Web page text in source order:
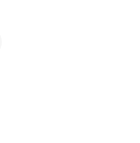
、ご了承ください